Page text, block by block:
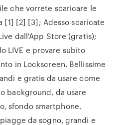
che vorrete scaricare le
[1] [2] [3]; Adesso scaricate
dall'App Store (gratis);
LIVE e provare subito
in Lockscreen. Bellissime
e gratis da usare come
background, da usare
sfondo smartphone.
da sogno, grandi e